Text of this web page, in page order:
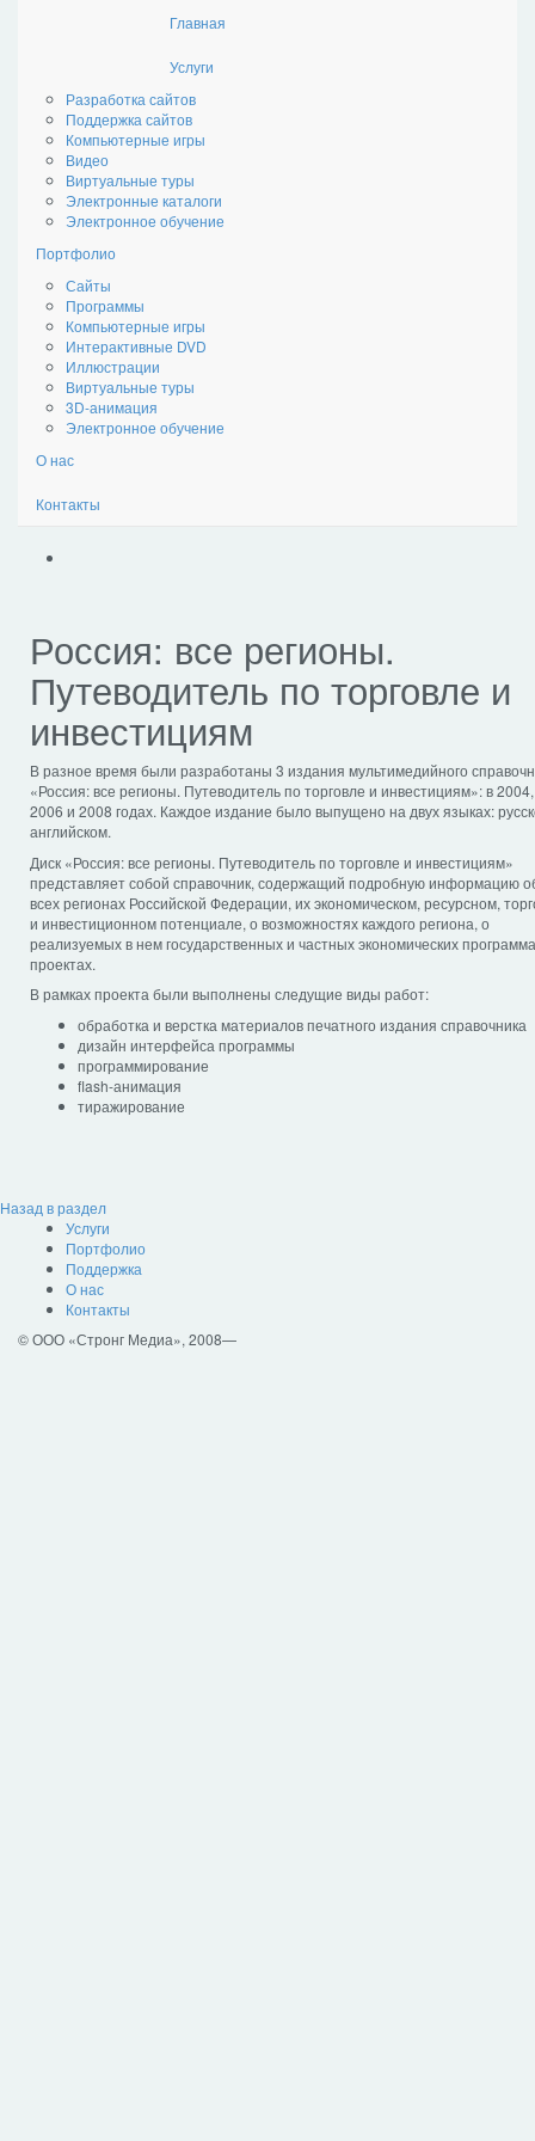
Главная
Услуги
Разработка сайтов
Поддержка сайтов
Компьютерные игры
Видео
Виртуальные туры
Электронные каталоги
Электронное обучение
Портфолио
Сайты
Программы
Компьютерные игры
Интерактивные DVD
Иллюстрации
Виртуальные туры
3D-анимация
Электронное обучение
О нас
Контакты
Россия: все регионы.
Путеводи­тель по торговле и
инвестициям
В разное время были разработаны 3 издания мультимедийного
«Россия: все регионы. Путеводитель по торговле и инвестициям»: в
2006 и 2008 годах. Каждое издание было выпущено на двух языках:
английском.
Диск «Россия: все регионы. Путеводитель по торговле и инвестициям»
представляет собой справочник, содержащий подробную информацию
всех регионах Российской Федерации, их экономическом, ресурсном,
и инвестиционном потенциале, о возможностях каждого региона, о
реализуемых в нем государственных и частных экономических
проектах.
В рамках проекта были выполнены следущие виды работ:
обработка и верстка материалов печатного издания справочника
дизайн интерфейса программы
программирование
flash-анимация
тиражирование
Назад в раздел
Услуги
Портфолио
Поддержка
О нас
Контакты
© ООО «Стронг Медиа», 2008—